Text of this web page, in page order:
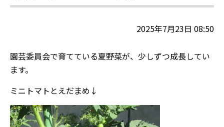
2025年7月23日 08:50
園芸委員会で育てている夏野菜が、少しずつ成長してい
ます。
ミニトマトとえだまめ↓